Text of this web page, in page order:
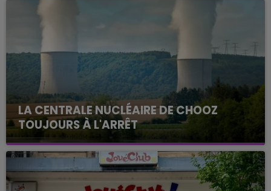
LA CENTRALE NUCLÉAIRE DE CHOOZ
TOUJOURS À L'ARRÊT
Cela fait déjà une semaine que la centrale
nucléaire ardennaise est à l'arrêt. Une situation
justifiée par la sécheresse intense qui est toujours
présente.